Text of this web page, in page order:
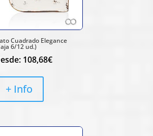
Cuadrado Elegance
6/12 ud.)
108,68€
+ Info